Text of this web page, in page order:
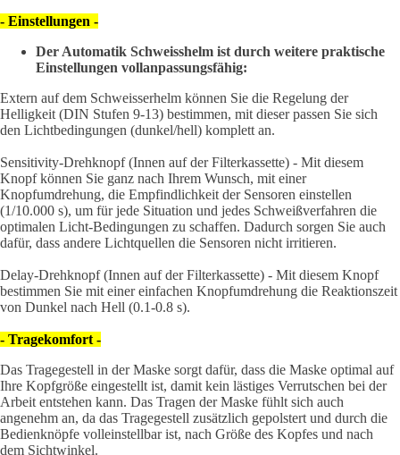
- Einstellungen -
Der Automatik Schweisshelm ist durch weitere praktische
Einstellungen vollanpassungsfähig:
Extern auf dem Schweisserhelm können Sie die Regelung der
Helligkeit (DIN Stufen 9-13) bestimmen, mit dieser passen Sie sich
den Lichtbedingungen (dunkel/hell) komplett an.
Sensitivity-Drehknopf (Innen auf der Filterkassette) - Mit diesem
Knopf können Sie ganz nach Ihrem Wunsch, mit einer
Knopfumdrehung, die Empfindlichkeit der Sensoren einstellen
(1/10.000 s), um für jede Situation und jedes Schweißverfahren die
optimalen Licht-Bedingungen zu schaffen. Dadurch sorgen Sie auch
dafür, dass andere Lichtquellen die Sensoren nicht irritieren.
Delay-Drehknopf (Innen auf der Filterkassette) - Mit diesem Knopf
bestimmen Sie mit einer einfachen Knopfumdrehung die Reaktionszeit
von Dunkel nach Hell (0.1-0.8 s).
- Tragekomfort -
Das Tragegestell in der Maske sorgt dafür, dass die Maske optimal auf
Ihre Kopfgröße eingestellt ist, damit kein lästiges Verrutschen bei der
Arbeit entstehen kann. Das Tragen der Maske fühlt sich auch
angenehm an, da das Tragegestell zusätzlich gepolstert und durch die
Bedienknöpfe volleinstellbar ist, nach Größe des Kopfes und nach
dem Sichtwinkel.